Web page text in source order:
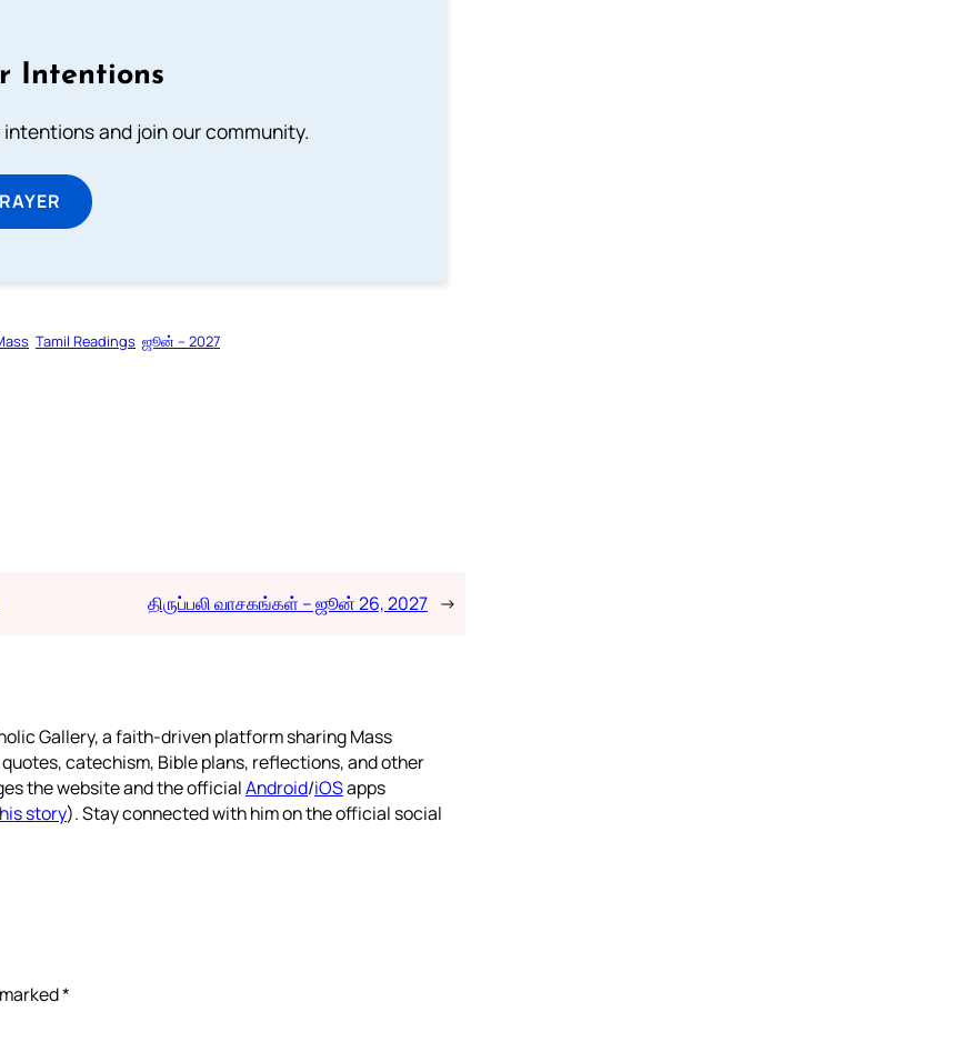
Intentions
and join our community.
Tamil Readings ஜூன் – 2027
திருப்பலி வாசகங்கள் – ஜூன் 26, 2027 →
Gallery, a faith-driven platform sharing Mass
catechism, Bible plans, reflections, and other
the website and the officialAndroid/iOSapps
story). Stay connected with him on the official social
*